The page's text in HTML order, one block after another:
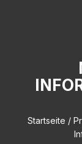
Startseite /